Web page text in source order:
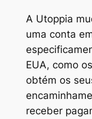
A Utoppia
uma conta
EUA, como
obtém os
receber